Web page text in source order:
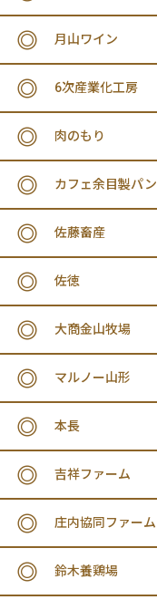
月山ワイン
6次産業化工房
肉のもり
カフェ余目製パン
佐藤畜産
佐徳
大商金山牧場
マルノー山形
本長
吉祥ファーム
庄内協同ファーム
鈴木養鶏場